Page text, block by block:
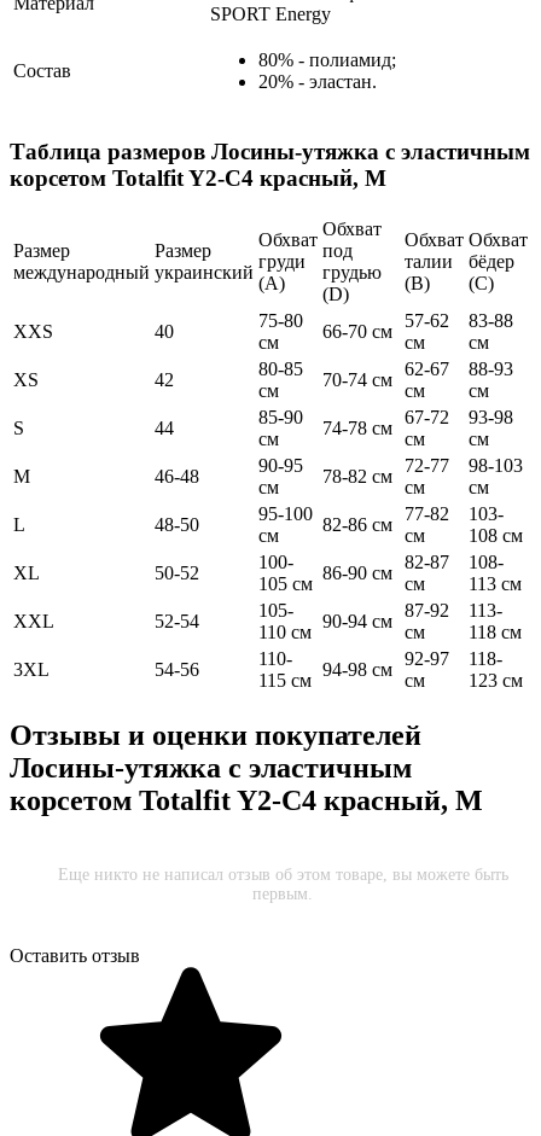
SPORT Energy
Состав
80% - полиамид;
20% - эластан.
Таблица размеров Лосины-утяжка с эластичным
корсетом Totalfit Y2-C4 красный, M
Размер
международный
Размер
украинский
Обхват
груди
(А)
Обхват
под
грудью
(D)
Обхват
талии
(В)
Обхват
бёдер
(С)
XXS 40
75-80
см
66-70 см
57-62
см
83-88
см
XS
42
80-85
см
70-74 см
62-67
см
88-93
см
S
44
85-90
см
74-78 см
67-72
см
93-98
см
M
46-48
90-95
см
78-82 см
72-77
см
98-103
см
L
48-50
95-100
см
82-86 см
77-82
см
103-
108 см
XL
50-52
100-
105 см
86-90 см
82-87
см
108-
113 см
XXL
52-54
105-
110 см
90-94 см
87-92
см
113-
118 см
3XL
54-56
110-
115 см
94-98 см
92-97
см
118-
123 см
Отзывы и оценки покупателей
Лосины-утяжка с эластичным
корсетом Totalfit Y2-C4 красный, M
Еще никто не написал отзыв об этом товаре, вы можете быть
первым.
Оставить отзыв